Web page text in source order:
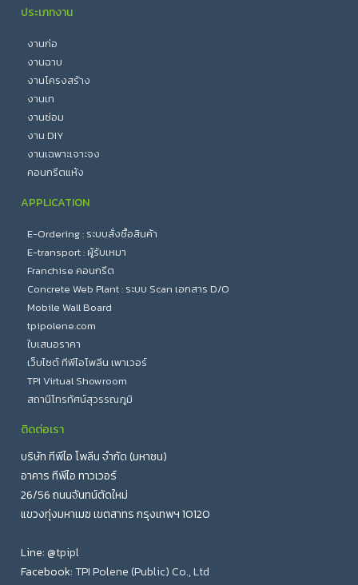
ประเภทงาน
งานก่อ
งานฉาบ
งานโครงสร้าง
งานเท
งานซ่อม
งาน DIY
งานเฉพาะเจาะจง
คอนกรีตแห้ง
APPLICATION
E-Ordering : ระบบสั่งซื้อสินค้า
E-transport : ผู้รับเหมา
Franchise คอนกรีต
Concrete Web Plant : ระบบ Scan เอกสาร D/O
Mobile Wall Board
tpipolene.com
ใบเสนอราคา
เว็บไซต์ ทีพีไอโพลีน เพาเวอร์
TPI Virtual Showroom
สถานีโทรทัศน์สุวรรณภูมิ
ติดต่อเรา
บริษัท ทีพีไอ โพลีน จำกัด (มหาชน)
อาคาร ทีพีไอ ทาวเวอร์
26/56 ถนนจันทน์ตัดใหม่
แขวงทุ่งมหาเมฆ เขตสาทร กรุงเทพฯ 10120
Line:@tpipl
Facebook:TPI Polene (Public) Co., Ltd